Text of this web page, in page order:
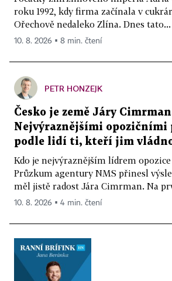
roku 1992, kdy firma začínala v
Ořechově nedaleko Zlína. Dnes tato...
10. 8. 2026 ▪ 8 min. čtení
PETR HONZEJK
Česko je země Járy
Nejvýraznějšími
podle lidí ti, kteří jim
Kdo je nejvýraznějším lídrem opozice
Průzkum agentury NMS přinesl
měl jistě radost Jára Cimrman. Na
10. 8. 2026 ▪ 4 min. čtení